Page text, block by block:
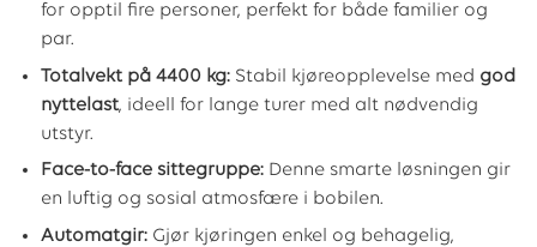
for opptil fire personer, perfekt for både familier og
par.
Totalvekt på 4400 kg: Stabil kjøreopplevelse med god
nyttelast, ideell for lange turer med alt nødvendig
utstyr.
Face-to-face sittegruppe: Denne smarte løsningen gir
en luftig og sosial atmosfære i bobilen.
Automatgir: Gjør kjøringen enkel og behagelig,